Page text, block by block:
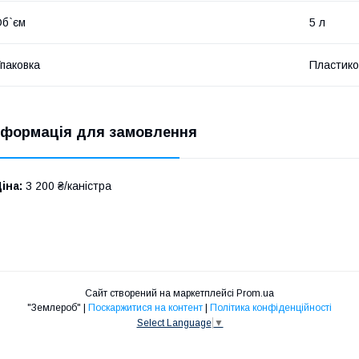
5 л
для замовлення
3 200 ₴/каністра
Сайт створений на маркетплейсі Prom.ua
"Землероб" | Поскаржитися на контент | Політика конфіденційності
Select Language ▼